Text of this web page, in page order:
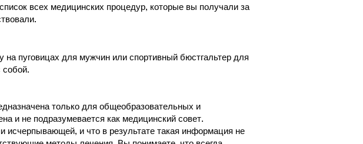
всех медицинских процедур, которые вы получали за
пуговицах для мужчин или спортивный бюстгальтер для
собой.
только для общеобразовательных и
и не подразумевается как медицинский совет.
исчерпывающей, и что в результате такая информация не